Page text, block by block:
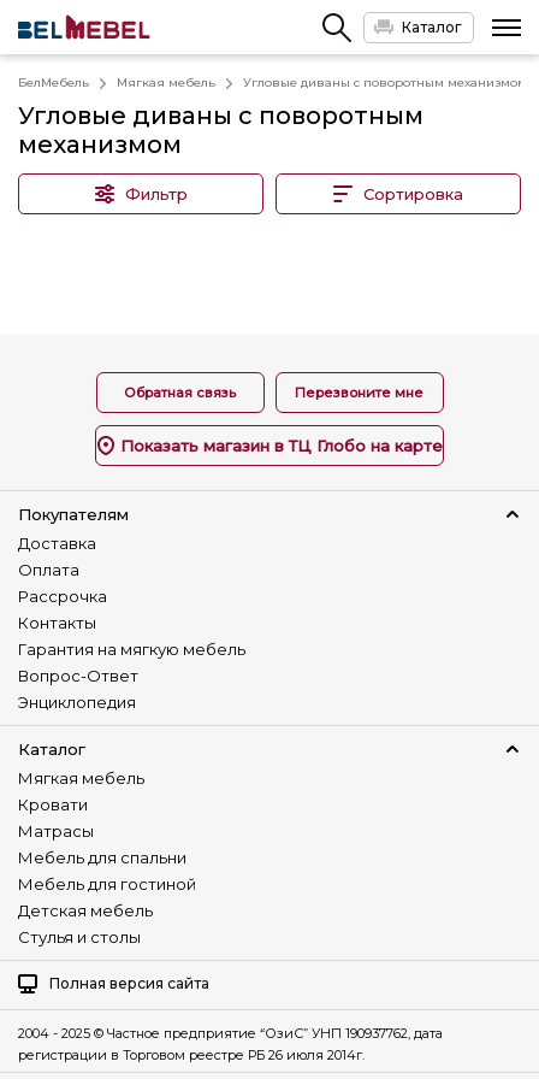
Каталог
БелМебель Мягкая мебель Угловые диваны с поворотным механизмом
Угловые диваны с поворотным
механизмом
Фильтр Сортировка
Обратная связь Перезвоните мне
Показать магазин в ТЦ Глобо на карте
Покупателям
Доставка
Оплата
Рассрочка
Контакты
Гарантия на мягкую мебель
Вопрос-Ответ
Энциклопедия
Каталог
Мягкая мебель
Кровати
Матрасы
Мебель для спальни
Мебель для гостиной
Детская мебель
Стулья и столы
Полная версия сайта
2004 - 2025 © Частное предприятие “ОзиС” УНП 190937762, дата
регистрации в Торговом реестре РБ 26 июля 2014г.